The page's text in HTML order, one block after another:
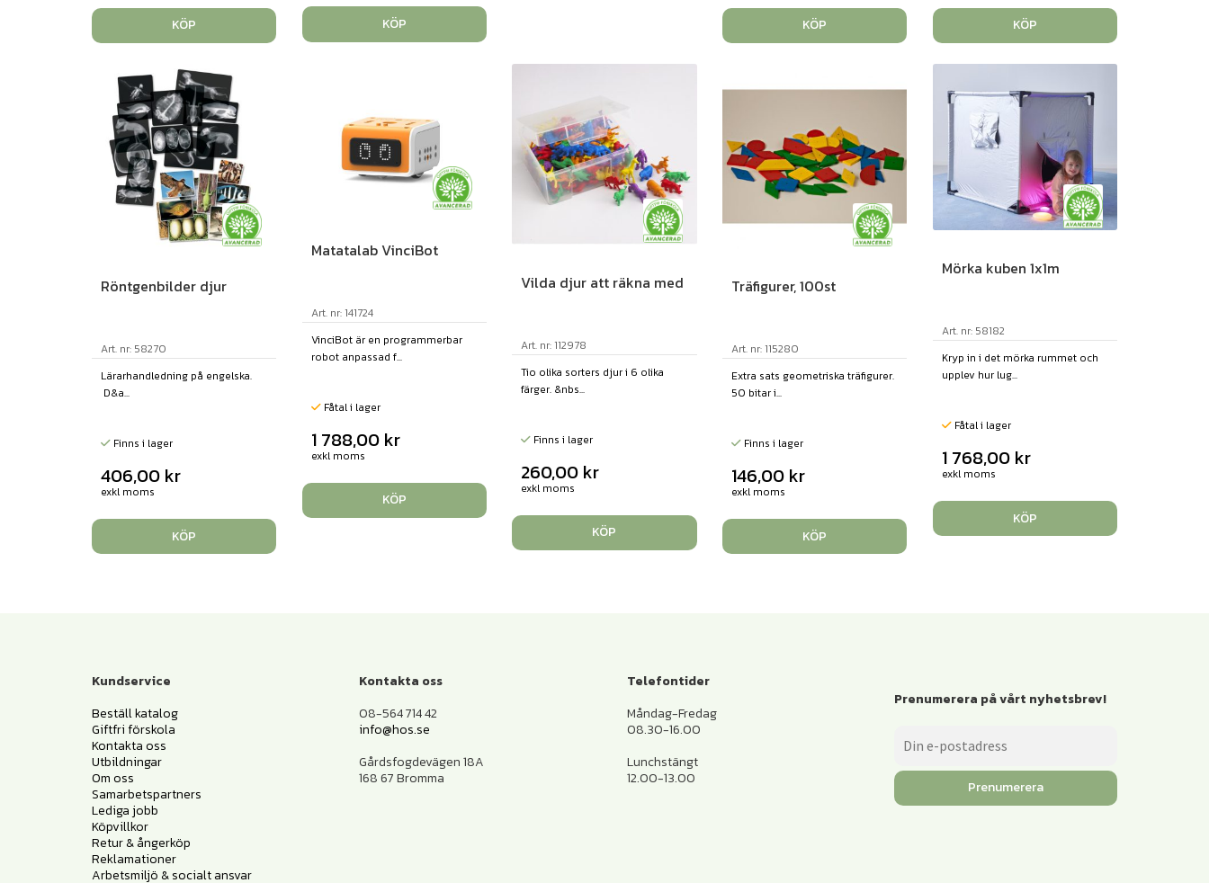
KÖP KÖP KÖP KÖP
Röntgenbilder djur
Art. nr: 58270
Lärarhandledning på engelska.
D&a...
Finns i lager
406,00 kr
exkl moms
KÖP
Matatalab VinciBot
Art. nr: 141724
VinciBot är en programmerbar
robot anpassad f...
Fåtal i lager
1 788,00 kr
exkl moms
KÖP
Vilda djur att räkna med
Art. nr: 112978
Tio olika sorters djur i 6 olika
färger. &nbs...
Finns i lager
260,00 kr
exkl moms
KÖP
Träfigurer, 100st
Art. nr: 115280
Extra sats geometriska träfigurer.
50 bitar i...
Finns i lager
146,00 kr
exkl moms
KÖP
Mörka kuben 1x1m
Art. nr: 58182
Kryp in i det mörka rummet och
upplev hur lug...
Fåtal i lager
1 768,00 kr
exkl moms
KÖP
Kundservice
Beställ katalog
Giftfri förskola
Kontakta oss
Utbildningar
Om oss
Samarbetspartners
Lediga jobb
Köpvillkor
Retur & ångerköp
Reklamationer
Arbetsmiljö & socialt ansvar
Kontakta oss
08-564 714 42
info@hos.se
Gårdsfogdevägen 18A
168 67 Bromma
Telefontider
Måndag-Fredag
08.30-16.00
Lunchstängt
12.00-13.00
Prenumerera på vårt nyhetsbrev!
Prenumerera